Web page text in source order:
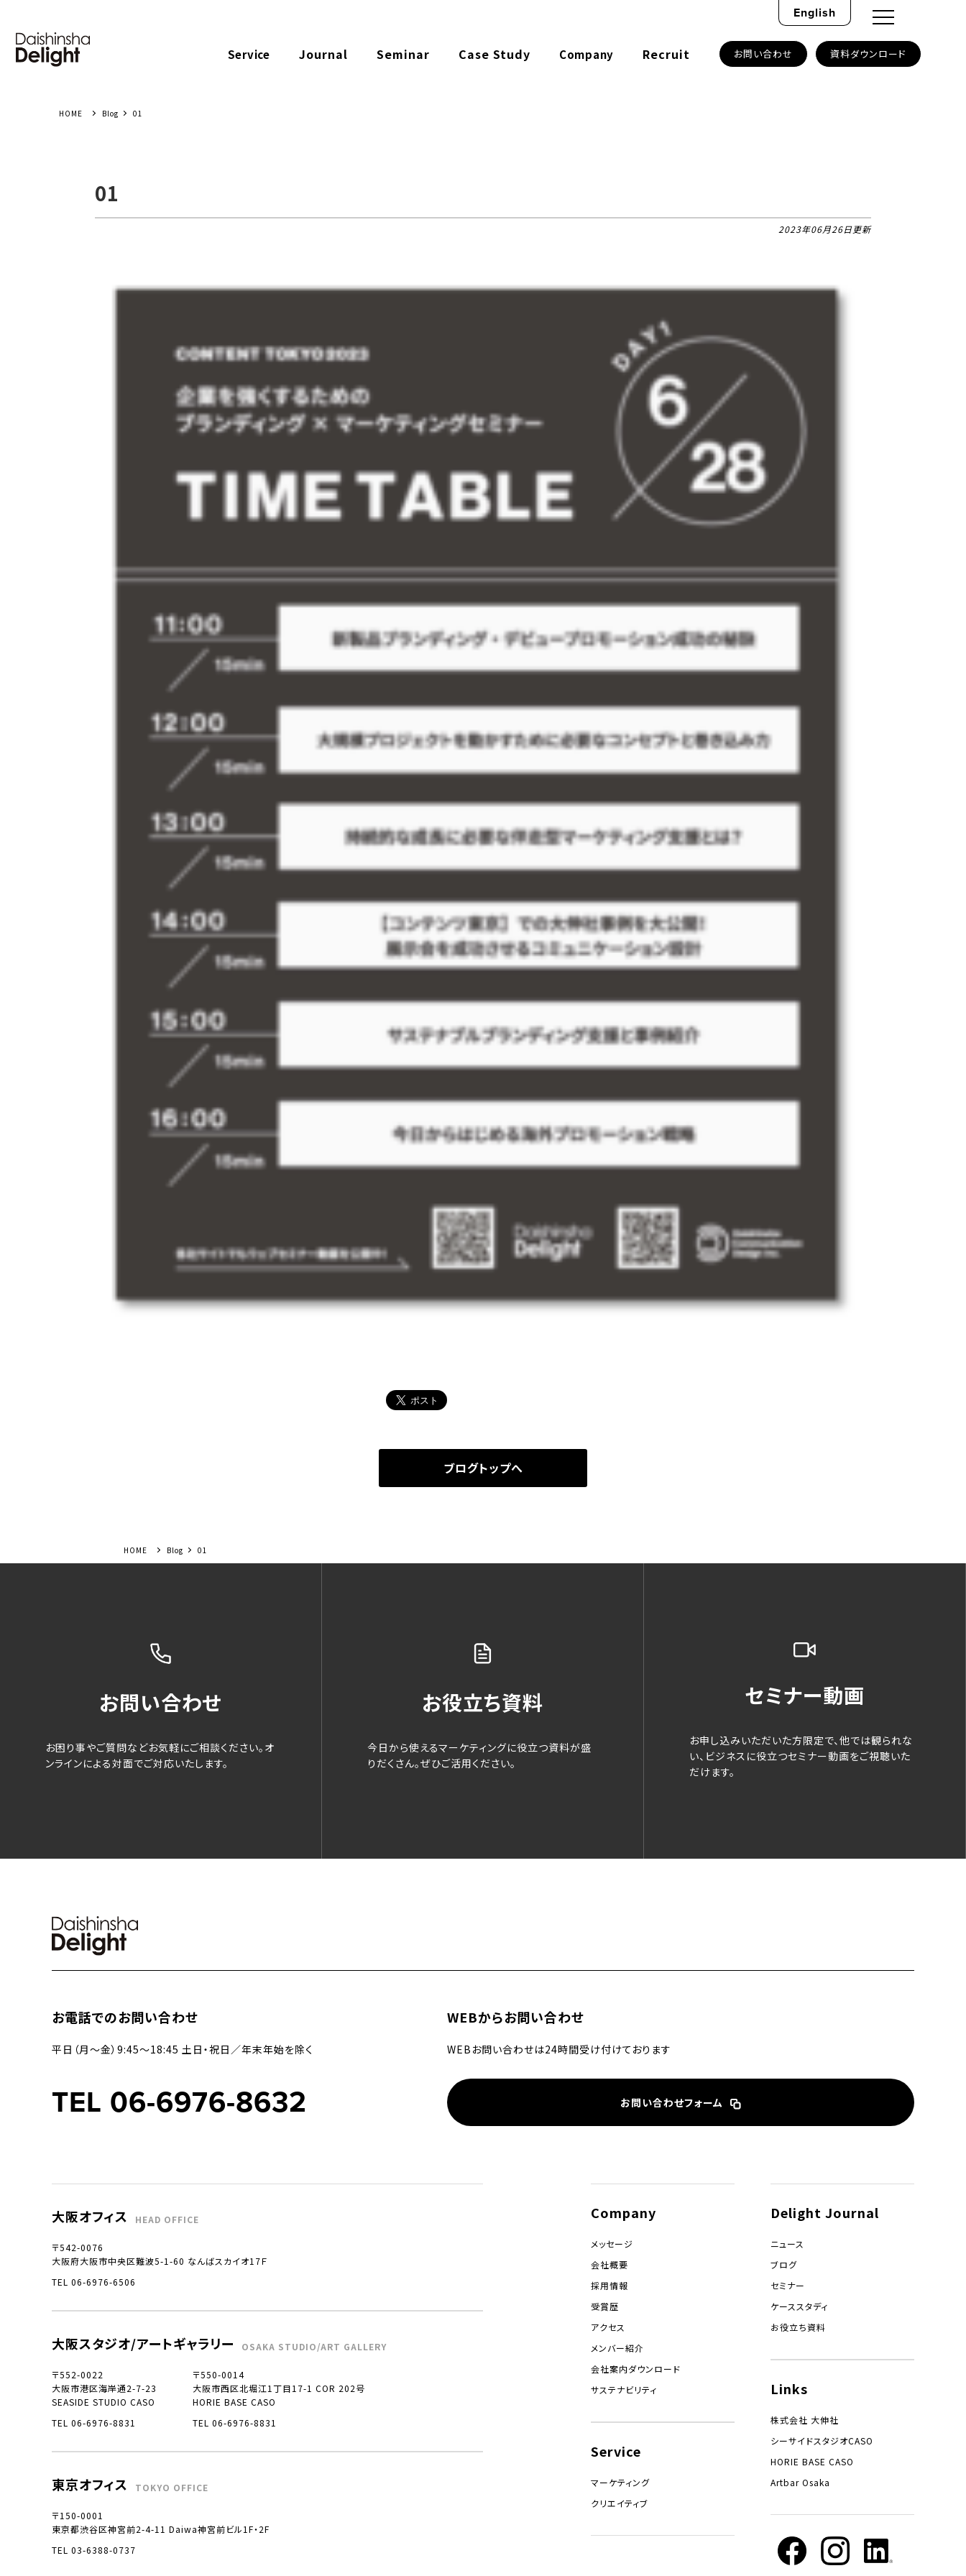
Service Journal Seminar Case Study Company Recruit お問い合わせ 資料ダウンロード
English
Blog 01
01
2023年06月26日更新
ブログトップへ
Blog 01
お問い合わせ
お困り事やご質問などお気軽にご相談ください。オ
ンラインによる対面でご対応いたします。
お役立ち資料
今日から使えるマーケティングに役立つ資料が盛
りだくさん。ぜひご活用ください。
セミナー動画
お申し込みいただいた方限定で、他では観られな
い、ビジネスに役立つセミナー動画をご視聴いた
だけます。
お電話でのお問い合わせ
平日（月〜金）9:45〜18:45 土日・祝日／年末年始を除く
TEL 06-6976-8632
WEBからお問い合わせ
WEBお問い合わせは24時間受け付けております
お問い合わせフォーム
大阪オフィス HEAD OFFICE
〒542-0076
大阪府大阪市中央区難波5-1-60 なんばスカイオ17Ｆ
TEL 06-6976-6506
大阪スタジオ/アートギャラリー OSAKA STUDIO/ART GALLERY
〒552-0022
大阪市港区海岸通2-7-23
SEASIDE STUDIO CASO
TEL 06-6976-8831
〒550-0014
大阪市西区北堀江1丁目17-1 COR 202号
HORIE BASE CASO
TEL 06-6976-8831
東京オフィス TOKYO OFFICE
〒150-0001
東京都渋谷区神宮前2-4-11 Daiwa神宮前ビル1F・2F
TEL 03-6388-0737
Company
メッセージ
会社概要
採用情報
受賞歴
アクセス
メンバー紹介
会社案内ダウンロード
サステナビリティ
Service
マーケティング
クリエイティブ
Delight Journal
ニュース
ブログ
セミナー
ケーススタディ
お役立ち資料
Links
株式会社 大伸社
シーサイドスタジオCASO
HORIE BASE CASO
Artbar Osaka